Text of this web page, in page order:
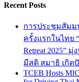
Recent Posts
การประชุมสัมม
ครั้งแรกในไทย
Retreat 2025”
มีสติ สมาธิ เกิ
TCEB Hosts